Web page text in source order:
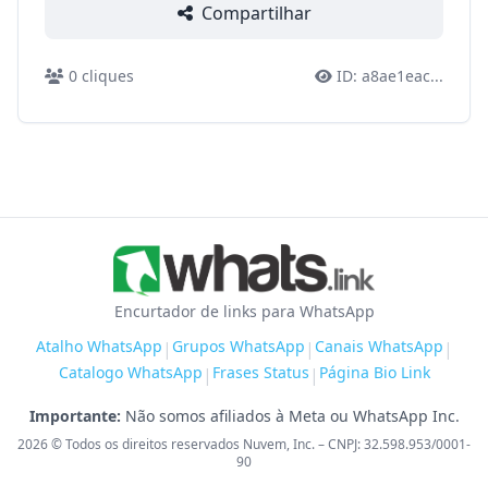
Compartilhar
0 cliques ID: a8ae1eac...
Encurtador de links para WhatsApp
Atalho WhatsApp | Grupos WhatsApp | Canais WhatsApp |
Catalogo WhatsApp | Frases Status | Página Bio Link
Importante: Não somos afiliados à Meta ou WhatsApp Inc.
2026© Todos os direitos reservados Nuvem, Inc. – CNPJ: 32.598.953/0001-
90